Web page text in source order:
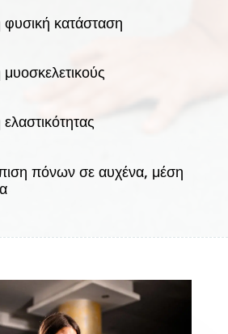
φυσική κατάσταση
πόνων σε αυχένα, μέση